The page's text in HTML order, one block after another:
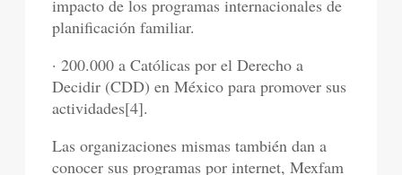
impacto de los programas internacionales de
planificación familiar.
· 200.000 a Católicas por el Derecho a
Decidir (CDD) en México para promover sus
actividades[4].
Las organizaciones mismas también dan a
conocer sus programas por internet, Mexfam